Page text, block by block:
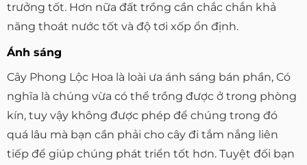
trưởng tốt. Hơn nữa đất trồng cần chắc chắn khả
năng thoát nước tốt và độ tơi xốp ổn định.
Ánh sáng
Cây Phong Lộc Hoa là loài ưa ánh sáng bán phần, Có
nghĩa là chúng vừa có thể trồng được ở trong phòng
kín, tuy vậy không được phép để chúng trong đó
quá lâu mà bạn cần phải cho cây đi tắm nắng liên
tiếp để giúp chúng phát triển tốt hơn. Tuyệt đối bạn